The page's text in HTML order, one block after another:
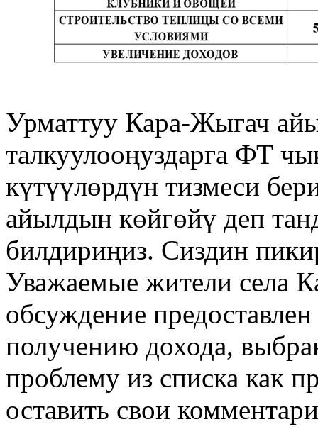
Урматтуу Кара-Жыгач
талкуулооңуздарга ФТ
күтүүлөрдүн тизмеси
айылдын көйгөйү деп
билдириңиз. Сиздин
Уважаемые жители села
обсуждение
получению дохода,
проблему из списка как
оставить свои